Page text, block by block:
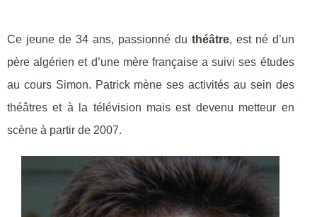
Ce jeune de 34 ans, passionné du théâtre, est né d’un
père algérien et d’une mère française a suivi ses études
au cours Simon. Patrick mène ses activités au sein des
théâtres et à la télévision mais est devenu metteur en
scène à partir de 2007.